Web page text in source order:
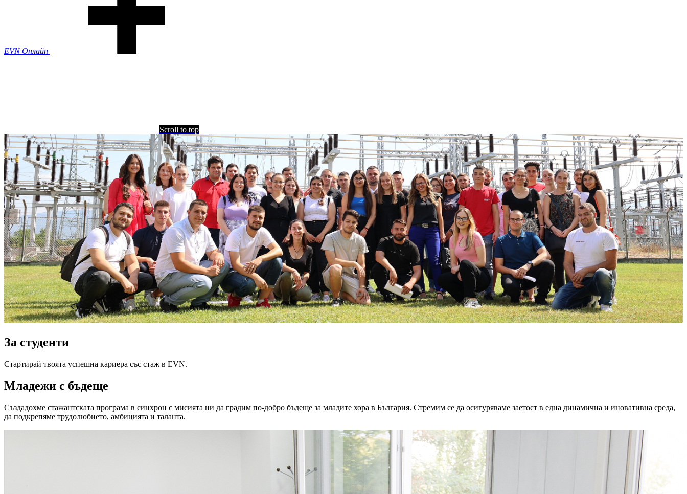
EVN Онлайн
Scroll to top
За студенти
Стартирай твоята успешна кариера със стаж в EVN.
Младежи с бъдеще
Създадохме стажантската програма в синхрон с мисията ни да градим по-добро бъдеще за младите хора в България. Стремим се да осигуряваме заетост в една динамична и иновативна среда,
да подкрепяме трудолюбието, амбицията и таланта.